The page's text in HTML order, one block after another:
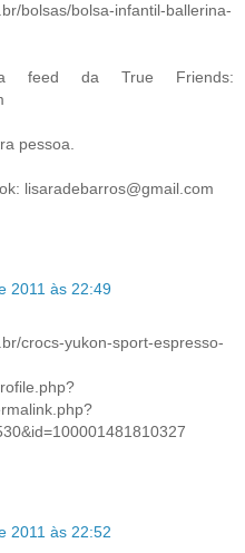
bolsas/bolsa-infantil-ballerina-
feed da True Friends:
pessoa.
lisaradebarros@gmail.com
2011 às 22:49
crocs-yukon-sport-espresso-
2011 às 22:52